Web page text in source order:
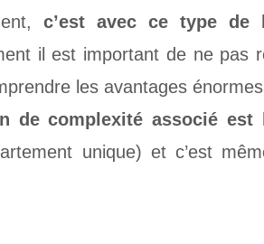
c’est avec ce type
il est important de ne pas
les avantages
de complexité associé est
unique) et c’est